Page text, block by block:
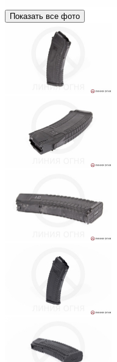
Показать все фото